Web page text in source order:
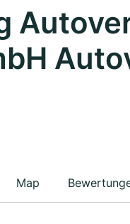
Map